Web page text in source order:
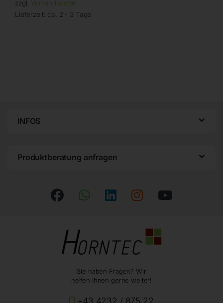
zzgl. Versandkosten
Lieferzeit: ca. 2 - 3 Tage
INFOS
Produktberatung anfragen
Sie haben Fragen? Wir
helfen Ihnen gerne weiter!